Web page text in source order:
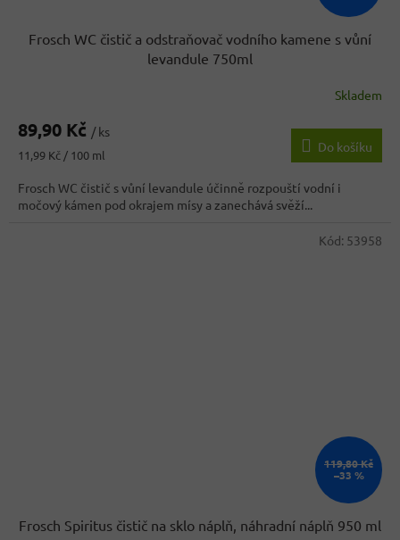
Frosch WC čistič a odstraňovač vodního kamene s vůní
levandule 750ml
produktu
4,3
z
5
hvězdiček.
Skladem
89,90 Kč / ks
Měrná
11,99 Kč / 100 ml
Do košíku
Frosch WC čistič s vůní levandule účinně rozpouští vodní i
močový kámen pod okrajem mísy a zanechává svěží...
119,80 Kč
–33 %
Frosch Spiritus čistič na sklo náplň, náhradní náplň 950 ml
Kód: 53958